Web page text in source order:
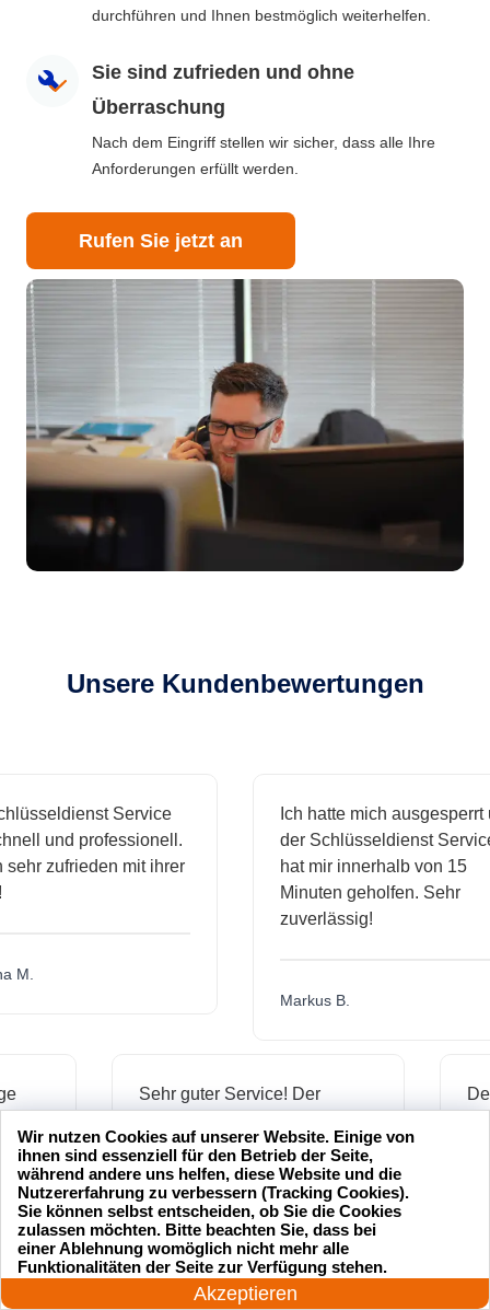
durchführen und Ihnen bestmöglich weiterhelfen.
Sie sind zufrieden und ohne
Überraschung
Nach dem Eingriff stellen wir sicher, dass alle Ihre
Anforderungen erfüllt werden.
Rufen Sie jetzt an
Unsere Kundenbewertungen
Service
und professionell.
zufrieden mit ihrer
Ich hatte mich ausgesperrt und
der Schlüsseldienst Service
hat mir innerhalb von 15
Minuten geholfen. Sehr
zuverlässig!
Markus B.
Sehr guter Service! Der
und hat mir schnell geholfen,
als ich meine Schlüssel
verloren hatte.
Jonas M.
24 Stunden am Tag
Akzeptieren
Wir nutzen Cookies auf unserer Website. Einige von
ihnen sind essenziell für den Betrieb der Seite,
während andere uns helfen, diese Website und die
Nutzererfahrung zu verbessern (Tracking Cookies).
Sie können selbst entscheiden, ob Sie die Cookies
zulassen möchten. Bitte beachten Sie, dass bei
einer Ablehnung womöglich nicht mehr alle
Funktionalitäten der Seite zur Verfügung stehen.